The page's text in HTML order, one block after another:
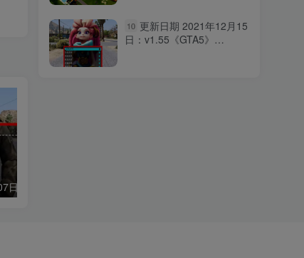
10 更新日期 2021年12月15
日：v1.55《GTA5》